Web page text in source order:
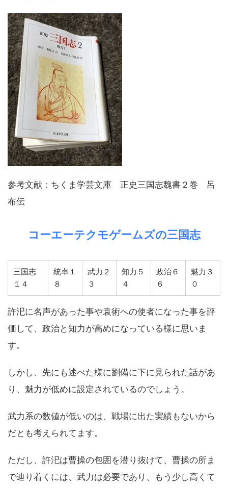
参考文献：ちくま学芸文庫 正史三国志魏書２巻 呂
布伝
コーエーテクモゲームズの三国志
三国志
１４
統率１
８
武力２
３
知力５
４
政治６
６
魅力３
０
許汜に名声があった事や袁術への使者になった事を評
価して、政治と知力が高めになっている様に思いま
す。
しかし、先にも述べた様に劉備に下に見られた話があ
り、魅力が低めに設定されているのでしょう。
武力系の数値が低いのは、戦場に出た実績もないから
だとも考えられてます。
ただし、許汜は曹操の包囲を潜り抜けて、曹操の所ま
で辿り着くには、武力は必要であり、もう少し高くて